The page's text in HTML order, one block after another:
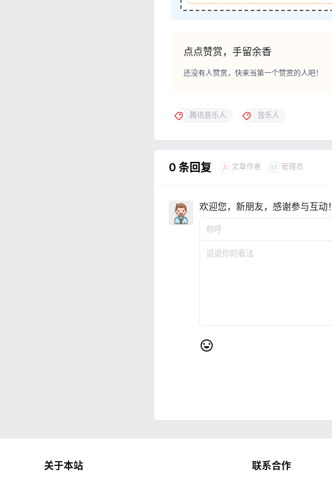
点点赞赏，手留余香
还没有人赞赏，快来当第一个赞赏的人吧！
腾讯音乐人 音乐人
0 条回复 A 文章作者 M 管理员
欢迎您，新朋友，感谢参与互动！
关于本站 联系合作